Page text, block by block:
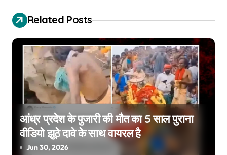
t
n
a
g
a
Related Posts
आंध्र प्रदेश के पुजारी की मौत का 5 साल पुराना
वीडियो झूठे दावे के साथ वायरल है
Jun 30, 2026